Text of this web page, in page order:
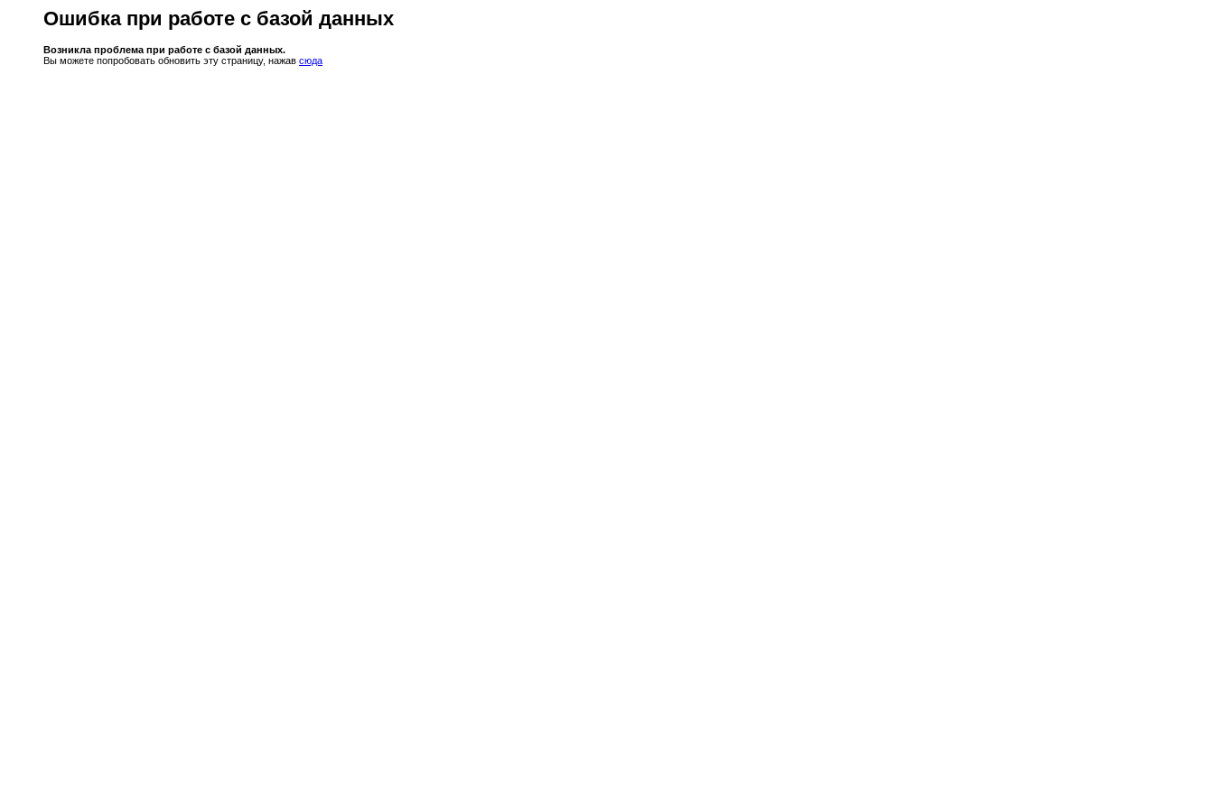
Ошибка при работе с базой данных
Возникла проблема при работе с базой данных.
Вы можете попробовать обновить эту страницу, нажав сюда